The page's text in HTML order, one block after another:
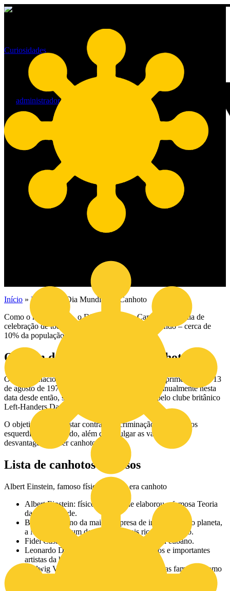
Curiosidades
Dia Mundial do Canhoto
administrador
Início »Notícias
Dia Mundial do Canhoto
Como o nome sugere, o Dia Mundial do Canhoto é um dia de
celebração de todos os canhotos existentes no mundo – cerca de
10% da população mundial.
Origem do dia mundial do canhoto
O dia internacional do canhoto foi celebrado pela primeira vez a 13
de agosto de 1976, e apesar de ser comemorado anualmente nesta
data desde então, só foi declarado oficialmente pelo clube britânico
Left-Handers Day Club na década de 90.
O objetivo era protestar contra a discriminação sofrida pelos
esquerdinos no mundo, além de divulgar as vantagens e
desvantagens de ser canhoto.
Lista de canhotos famosos
Albert Einstein, famoso físico alemão, era canhoto
Albert Einstein: físico alemão que elaborou a famosa Teoria
da Relatividade.
Bill Gates: dono da maior empresa de informática do planeta,
a Microsoft, e um dos homens mais ricos do mundo.
Fidel Castro: líder revolucionário e estadista cubano.
Leonardo DaVinci: um dos mais completos e importantes
artistas da história.
Ludwig Van Beethoven: compositor de obras famosas, como